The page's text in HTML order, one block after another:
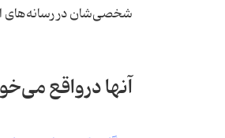
شخصی‌شان در رسانه‌های
آنها درواقع